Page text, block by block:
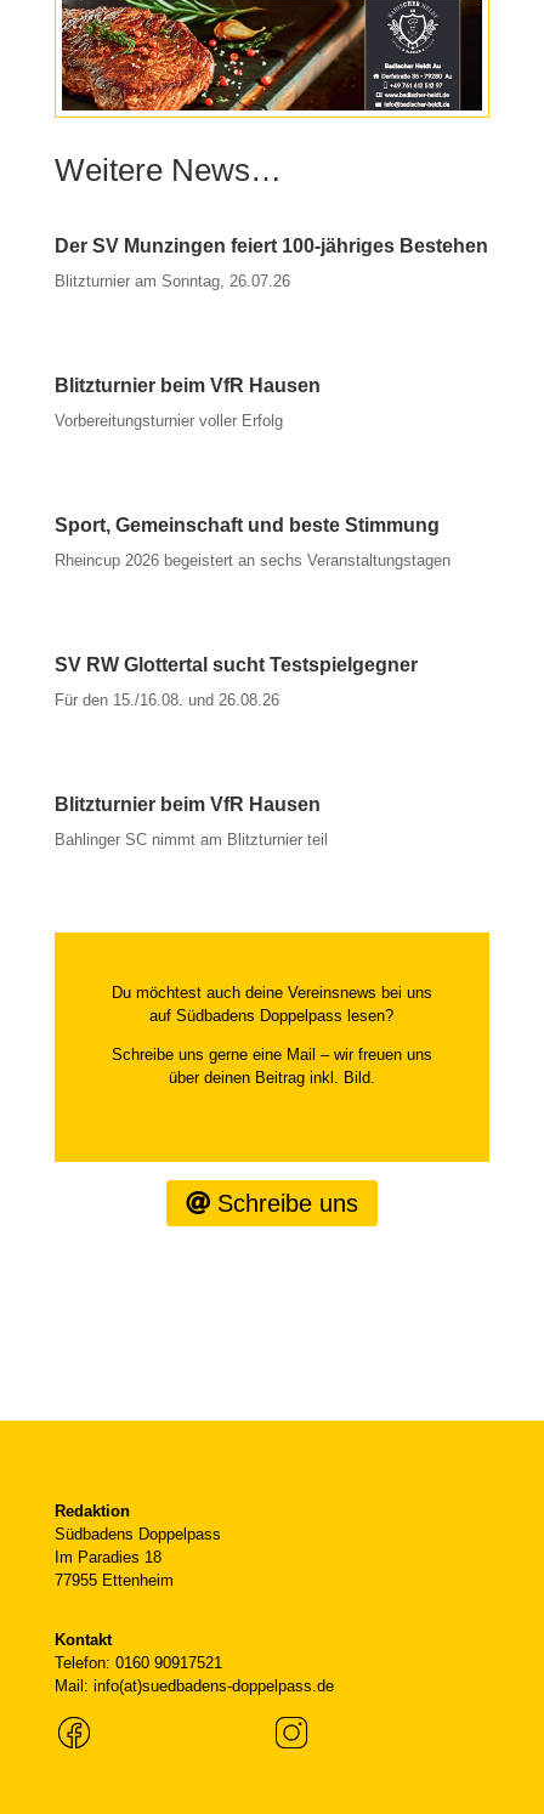
Weitere News…
Der SV Munzingen feiert 100-jähriges Bestehen
Blitzturnier am Sonntag, 26.07.26
Blitzturnier beim VfR Hausen
Vorbereitungsturnier voller Erfolg
Sport, Gemeinschaft und beste Stimmung
Rheincup 2026 begeistert an sechs Veranstaltungstagen
SV RW Glottertal sucht Testspielgegner
Für den 15./16.08. und 26.08.26
Blitzturnier beim VfR Hausen
Bahlinger SC nimmt am Blitzturnier teil
Du möchtest auch deine Vereinsnews bei uns
auf Südbadens Doppelpass lesen?
Schreibe uns gerne eine Mail – wir freuen uns
über deinen Beitrag inkl. Bild.
Schreibe uns
Redaktion
Südbadens Doppelpass
Im Paradies 18
77955 Ettenheim
Kontakt
Telefon: 0160 90917521
Mail: info(at)suedbadens-doppelpass.de